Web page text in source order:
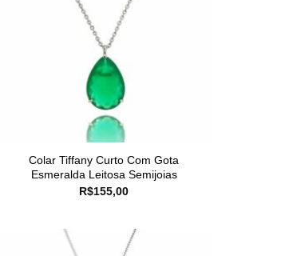
Colar Tiffany Curto Com Gota
Esmeralda Leitosa Semijoias
R$155,00